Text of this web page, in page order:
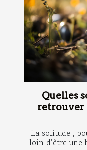
Quelles
retrouver
La solitude ,
loin d’être une